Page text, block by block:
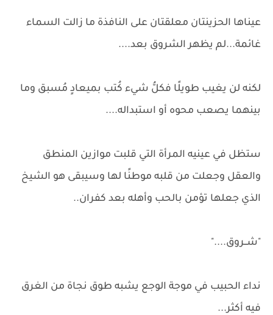
عيناها الحزينتان معلقتان على النافذة ما زالت السماء
غائمة...لم يظهر الشروق بعد....
لكنه لن يغيب طويلًا فكلُّ شيء كُتب بميعادٍ مُسبق وما
بينهما يصعب محوه أو استبداله....
ستظل في عينيه المرأة التي قلبت موازين المنطق
والعقل وجعلت من قلبه موطنًا لها وسيبقى هو الشيخ
الذي جعلها تؤمن بالحب وأهله بعد كفران..
"شــروق...."
نداء الحبيب في موجة الوجع يشبه طوق نجاة من الغرق
فيه أكثر...